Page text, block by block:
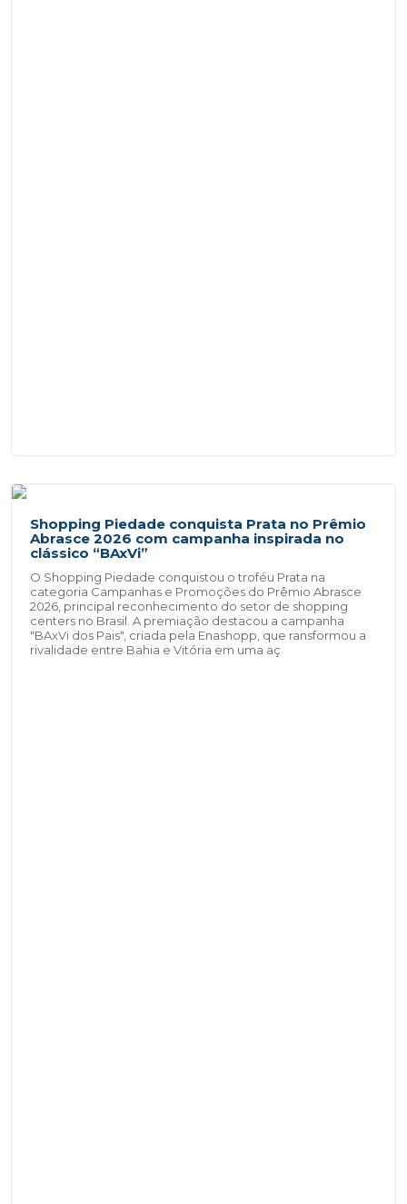
Shopping Piedade conquista Prata no Prêmio
Abrasce 2026 com campanha inspirada no
clássico “BAxVi”
O Shopping Piedade conquistou o troféu Prata na
categoria Campanhas e Promoções do Prêmio Abrasce
2026, principal reconhecimento do setor de shopping
centers no Brasil. A premiação destacou a campanha
"BAxVi dos Pais", criada pela Enashopp, que ransformou a
rivalidade entre Bahia e Vitória em uma aç